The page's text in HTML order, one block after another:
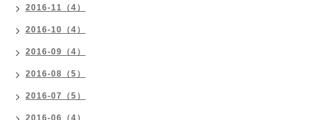
2016-11（4）
2016-10（4）
2016-09（4）
2016-08（5）
2016-07（5）
2016-06（4）